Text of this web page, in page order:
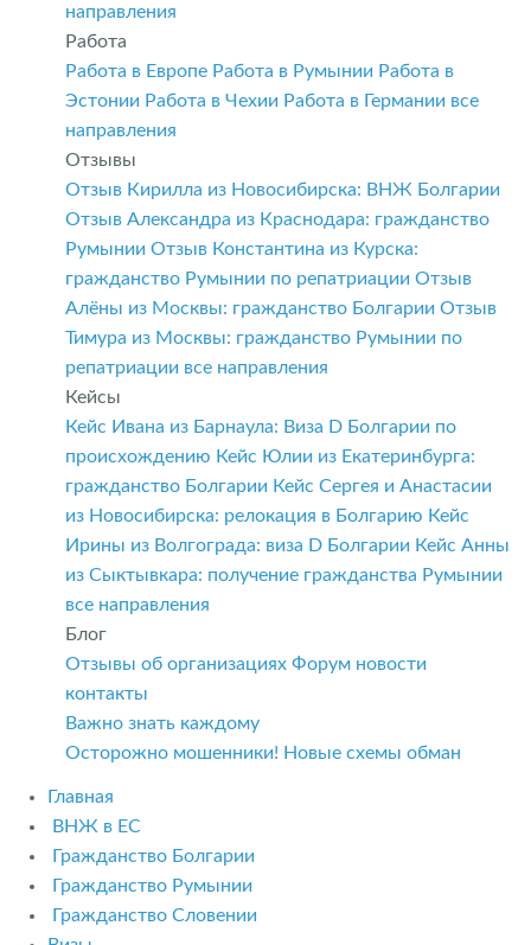
направления
Работа
Работа в Европе Работа в Румынии Работа в
Эстонии Работа в Чехии Работа в Германии все
направления
Отзывы
Отзыв Кирилла из Новосибирска: ВНЖ Болгарии
Отзыв Александра из Краснодара: гражданство
Румынии Отзыв Константина из Курска:
гражданство Румынии по репатриации Отзыв
Алёны из Москвы: гражданство Болгарии Отзыв
Тимура из Москвы: гражданство Румынии по
репатриации все направления
Кейсы
Кейс Ивана из Барнаула: Виза D Болгарии по
происхождению Кейс Юлии из Екатеринбурга:
гражданство Болгарии Кейс Сергея и Анастасии
из Новосибирска: релокация в Болгарию Кейс
Ирины из Волгограда: виза D Болгарии Кейс Анны
из Сыктывкара: получение гражданства Румынии
все направления
Блог
Отзывы об организациях Форум новости
контакты
Важно знать каждому
Осторожно мошенники! Новые схемы обман
Главная
ВНЖ в ЕС
Гражданство Болгарии
Гражданство Румынии
Гражданство Словении